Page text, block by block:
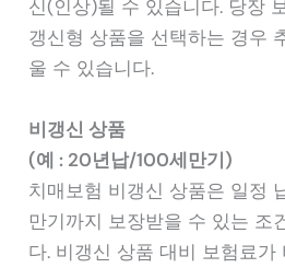
신(인상)될 수 있습니다. 당장
갱신형 상품을 선택하는 경우
울 수 있습니다.
비갱신 상품
(예 : 20년납/100세만기)
치매보험 비갱신 상품은 일정
만기까지 보장받을 수 있는 조
다. 비갱신 상품 대비 보험료가